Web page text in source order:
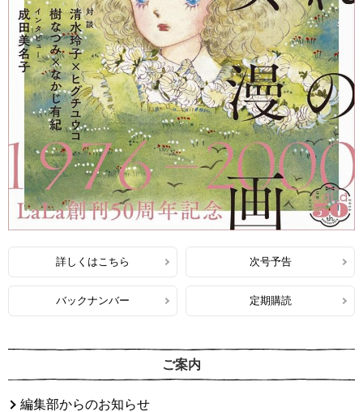
詳しくはこちら 次号予告
バックナンバー 定期購読
ご案内
編集部からのお知らせ